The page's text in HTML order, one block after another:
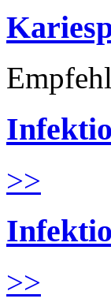
>>
>>